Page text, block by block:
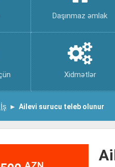
Daşınmaz əmlak
Xidmətlər
İş Ailevi surucu teleb olunur